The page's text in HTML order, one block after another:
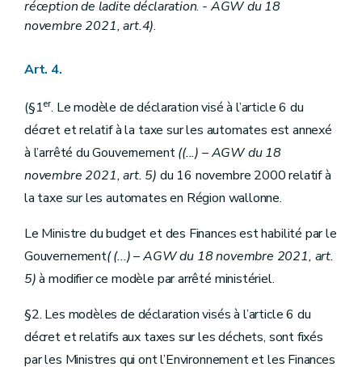
réception de ladite déclaration. - AGW du 18
novembre 2021, art.4).
Art. 4.
(§1er. Le modèle de déclaration visé à l’article 6 du
décret et relatif à la taxe sur les automates est annexé
à l’arrêté du Gouvernement((...) – AGW du 18
novembre 2021, art. 5) du 16 novembre 2000 relatif à
la taxe sur les automates en Région wallonne.
Le Ministre du budget et des Finances est habilité par le
Gouvernement((...) – AGW du 18 novembre 2021, art.
5)à modifier ce modèle par arrêté ministériel.
§2. Les modèles de déclaration visés à l’article 6 du
décret et relatifs aux taxes sur les déchets, sont fixés
par les Ministres qui ont l’Environnement et les Finances